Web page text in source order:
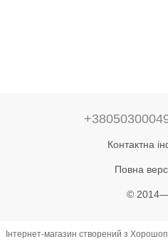
Контактна
Повна
©
Інтернет-магазин створений з Хорошоп